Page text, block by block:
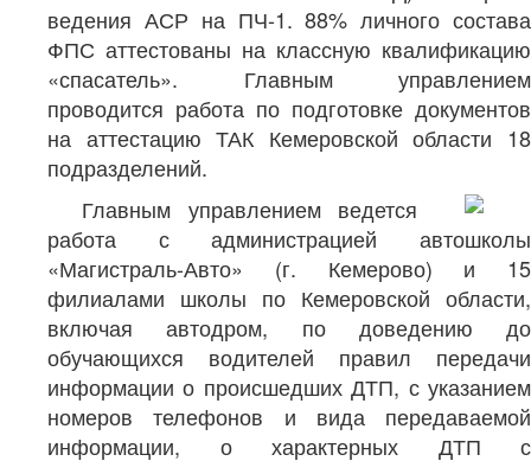
ведения АСР на ПЧ-1. 88% личного состава
ФПС аттестованы на классную квалификацию
«спасатель». Главным управлением
проводится работа по подготовке документов
на аттестацию ТАК Кемеровской области 18
подразделений.
Главным управлением ведется
работа с администрацией автошколы
«Магистраль-Авто» (г. Кемерово) и 15
филиалами школы по Кемеровской области,
включая автодром, по доведению до
обучающихся водителей правил передачи
информации о происшедших ДТП, с указанием
номеров телефонов и вида передаваемой
информации, о характерных ДТП с